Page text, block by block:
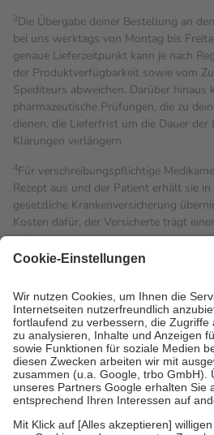
3Die Übergabe deiner Bestellung an
bei uns werktags von Montag bis
genaue Lieferzeitpunkt kann je nach
der Produktverfügbarkeit sowie vom
Spediteurs abweichen. Darüber hinaus
pharmazeutische Prüfungen, die zu
dienen, die Lieferfrist um die Dauer
Klärungen verlängern.
4Für verschreibungspflichtige
Rezept aus und der Patient erhält sie
gesetzliche Krankenversicherung
Kosten dafür, der Versicherte trägt
mit.
Grundsätzlich leisten Mitglieder
höchstens zehn Euro.
Es sind jedoch
tatsächlichen Kosten der Leistung zu
Diese Regeln gelten grundsätzlich
Bei Heilmitteln und häuslicher
Zuzahlung zehn Prozent der Kosten
Verordnung.
Um das Engagement der Versicherten
zu stärken und die besondere Stellung
fallenkeine Zuzahlungenan bei: